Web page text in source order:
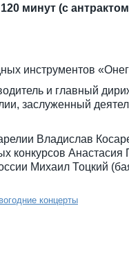
минут (с
инструментов
и главный
заслуженный
Владислав
конкурсов Анастасия
Михаил Тоцкий
концерты